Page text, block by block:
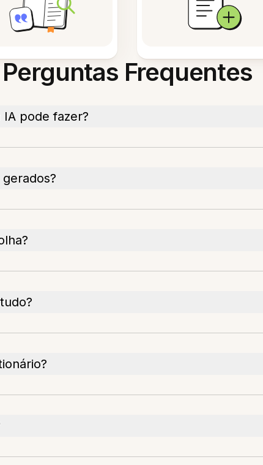
Perguntas Frequentes
pode fazer?